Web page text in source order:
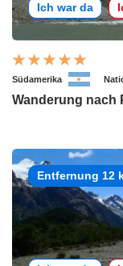
Ich war da
Südamerika
Wanderung nach
Entfernung 12